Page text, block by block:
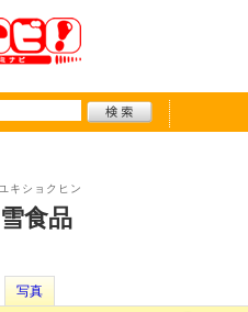
キショクヒン
食品
写真